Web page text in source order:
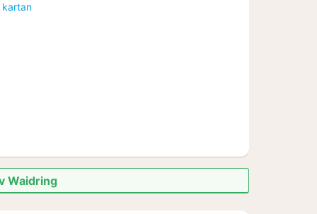
kartan
Waidring